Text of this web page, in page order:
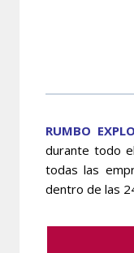
RUMBO
durante todo
todas las
dentro de las